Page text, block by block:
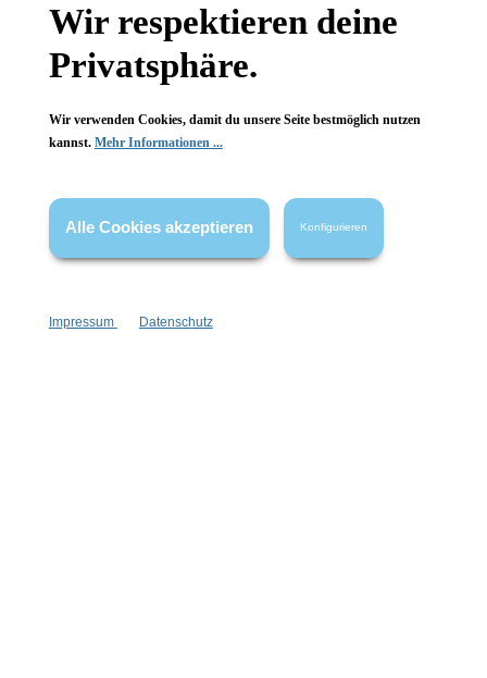
Vertrag widerrufen
wenn nicht anders angegeben.
Wir respektieren deine
Privatsphäre.
Wir verwenden Cookies, damit du unsere Seite bestmöglich nutzen
kannst. Mehr Informationen ...
Alle Cookies akzeptieren Konfigurieren
Impressum Datenschutz